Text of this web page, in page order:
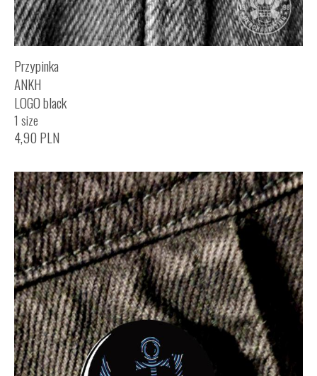
Przypinka
ANKH
LOGO black
1 size
4,90 PLN